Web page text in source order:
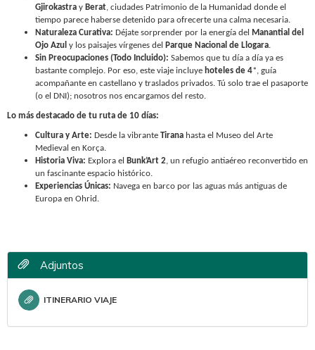
Gjirokastra y Berat, ciudades Patrimonio de la Humanidad donde el
tiempo parece haberse detenido para ofrecerte una calma necesaria.
Naturaleza Curativa: Déjate sorprender por la energía del
Manantial del
Ojo Azul y los paisajes vírgenes del Parque Nacional de Llogara.
Sin Preocupaciones (Todo Incluido): Sabemos que tu día a día ya es
bastante complejo. Por eso, este viaje incluye hoteles de 4*, guía
acompañante en castellano y traslados privados. Tú solo trae el pasaporte
(o el DNI); nosotros nos encargamos del resto.
Lo más destacado de tu ruta de 10 días:
Cultura y Arte: Desde la vibrante Tirana hasta el Museo del Arte
Medieval en Korça.
Historia Viva: Explora el Bunk’Art 2, un refugio antiaéreo reconvertido en
un fascinante espacio histórico.
Experiencias Únicas: Navega en barco por las aguas más antiguas de
Europa en Ohrid.
Adjuntos
ITINERARIO VIAJE